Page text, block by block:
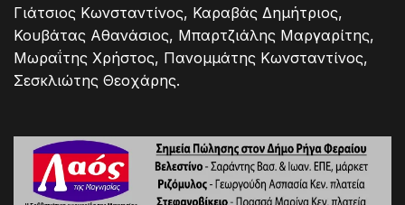
Γιάτσιος Κωνσταντίνος, Καραβάς Δημήτριος,
Κουβάτας Αθανάσιος, Μπαρτζιάλης Μαργαρίτης,
Μωραΐτης Χρήστος, Πανομμάτης Κωνσταντίνος,
Σεσκλιώτης Θεοχάρης.